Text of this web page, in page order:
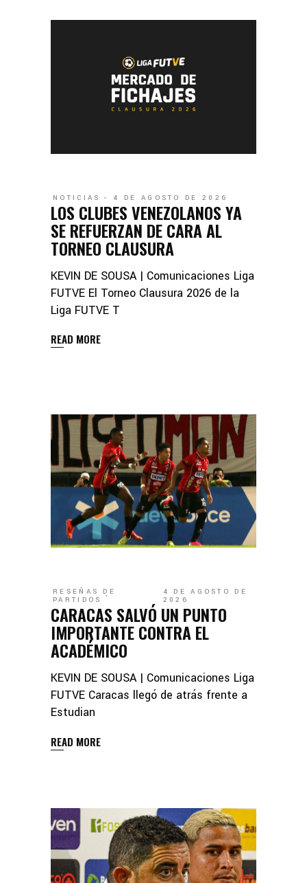
NOTICIAS 4 DE AGOSTO DE 2026
LOS CLUBES VENEZOLANOS YA
SE REFUERZAN DE CARA AL
TORNEO CLAUSURA
KEVIN DE SOUSA | Comunicaciones Liga
FUTVE El Torneo Clausura 2026 de la
Liga FUTVE T
READ MORE
RESEÑAS DE
PARTIDOS
4 DE AGOSTO DE
2026
CARACAS SALVÓ UN PUNTO
IMPORTANTE CONTRA EL
ACADÉMICO
KEVIN DE SOUSA | Comunicaciones Liga
FUTVE Caracas llegó de atrás frente a
Estudian
READ MORE